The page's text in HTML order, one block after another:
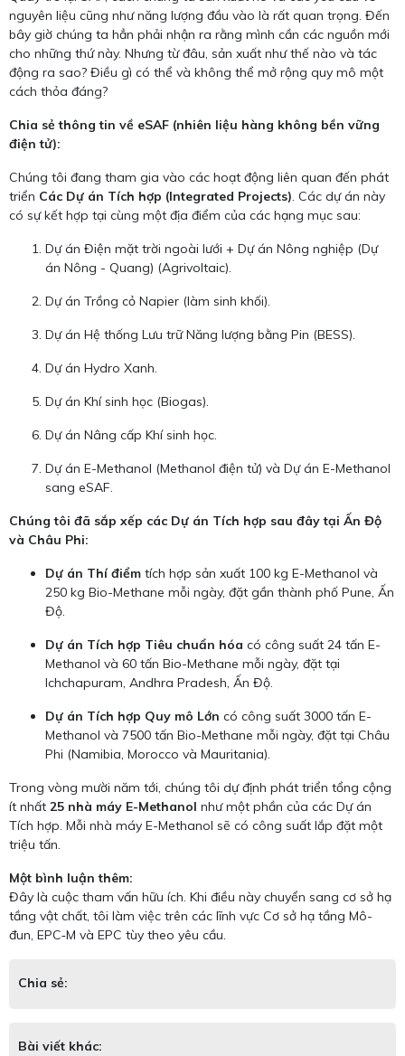
nguyên liệu cũng như năng lượng đầu vào là rất quan trọng. Đến
bây giờ chúng ta hẳn phải nhận ra rằng mình cần các nguồn mới
cho những thứ này. Nhưng từ đâu, sản xuất như thế nào và tác
động ra sao? Điều gì có thể và không thể mở rộng quy mô một
cách thỏa đáng?
Chia sẻ thông tin về eSAF (nhiên liệu hàng không bền vững
điện tử):
Chúng tôi đang tham gia vào các hoạt động liên quan đến phát
triển Các Dự án Tích hợp (Integrated Projects). Các dự án này
có sự kết hợp tại cùng một địa điểm của các hạng mục sau:
Dự án Điện mặt trời ngoài lưới + Dự án Nông nghiệp (Dự
án Nông - Quang) (Agrivoltaic).
Dự án Trồng cỏ Napier (làm sinh khối).
Dự án Hệ thống Lưu trữ Năng lượng bằng Pin (BESS).
Dự án Hydro Xanh.
Dự án Khí sinh học (Biogas).
Dự án Nâng cấp Khí sinh học.
Dự án E-Methanol (Methanol điện tử) và Dự án E-Methanol
sang eSAF.
Chúng tôi đã sắp xếp các Dự án Tích hợp sau đây tại Ấn Độ
và Châu Phi:
Dự án Thí điểm tích hợp sản xuất 100 kg E-Methanol và
250 kg Bio-Methane mỗi ngày, đặt gần thành phố Pune, Ấn
Độ.
Dự án Tích hợp Tiêu chuẩn hóa có công suất 24 tấn E-
Methanol và 60 tấn Bio-Methane mỗi ngày, đặt tại
Ichchapuram, Andhra Pradesh, Ấn Độ.
Dự án Tích hợp Quy mô Lớn có công suất 3000 tấn E-
Methanol và 7500 tấn Bio-Methane mỗi ngày, đặt tại Châu
Phi (Namibia, Morocco và Mauritania).
Trong vòng mười năm tới, chúng tôi dự định phát triển tổng cộng
ít nhất 25 nhà máy E-Methanol như một phần của các Dự án
Tích hợp. Mỗi nhà máy E-Methanol sẽ có công suất lắp đặt một
triệu tấn.
Một bình luận thêm:
Đây là cuộc tham vấn hữu ích. Khi điều này chuyển sang cơ sở hạ
tầng vật chất, tôi làm việc trên các lĩnh vực Cơ sở hạ tầng Mô-
đun, EPC‑M và EPC tùy theo yêu cầu.
Chia sẻ:
Bài viết khác: